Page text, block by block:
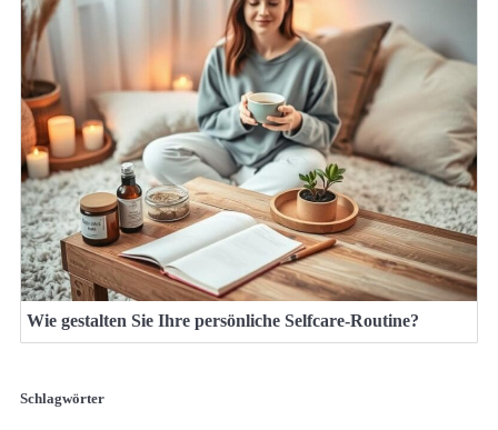
Wie gestalten Sie Ihre persönliche Selfcare-Routine?
Schlagwörter